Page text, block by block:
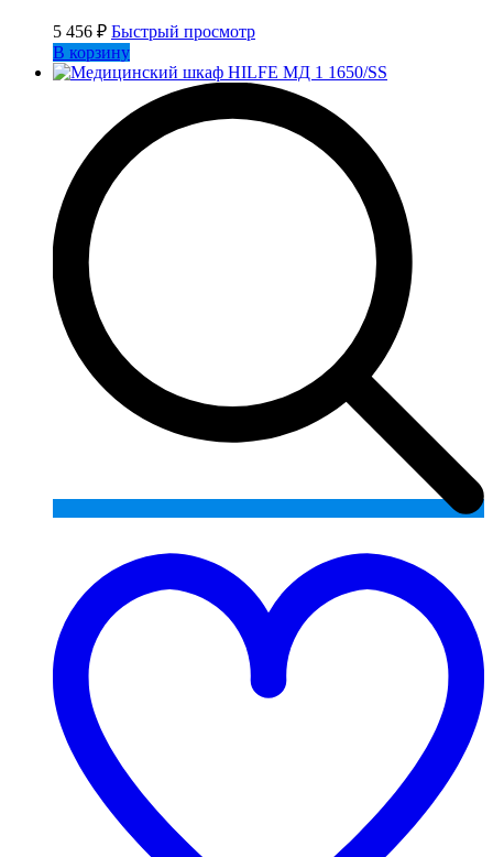
5 456 ₽ Быстрый просмотр
В корзину